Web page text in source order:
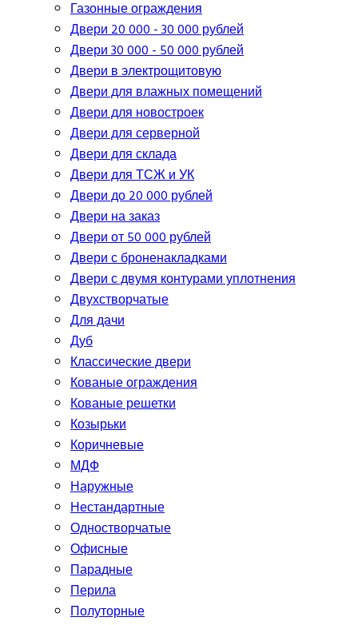
Газонные ограждения
Двери 20 000 - 30 000 рублей
Двери 30 000 - 50 000 рублей
Двери в электрощитовую
Двери для влажных помещений
Двери для новостроек
Двери для серверной
Двери для склада
Двери для ТСЖ и УК
Двери до 20 000 рублей
Двери на заказ
Двери от 50 000 рублей
Двери с броненакладками
Двери с двумя контурами уплотнения
Двухстворчатые
Для дачи
Дуб
Классические двери
Кованые ограждения
Кованые решетки
Козырьки
Коричневые
МДФ
Наружные
Нестандартные
Одностворчатые
Офисные
Парадные
Перила
Полуторные